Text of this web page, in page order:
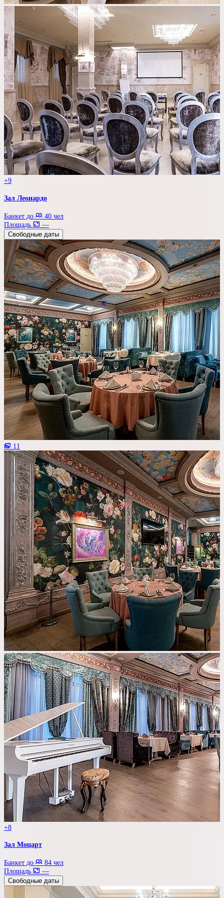
+9
Зал Леонардо
Банкет до
40 чел
Площадь
—
Свободные даты
11
+8
Зал Моцарт
Банкет до
84 чел
Площадь
—
Свободные даты